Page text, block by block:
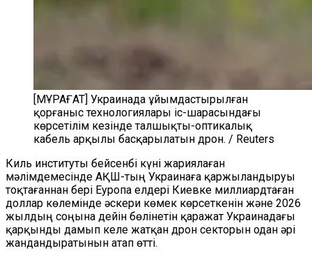
[МҰРАҒАТ] Украинада ұйымдастырылған
қорғаныс технологиялары іс-шарасындағы
көрсетілім кезінде талшықты-оптикалық
кабель арқылы басқарылатын дрон. / Reuters
Киль институты бейсенбі күні жариялаған
мәлімдемесінде АҚШ-тың Украинаға қаржыландыруы
тоқтағаннан бері Еуропа елдері Киевке миллиардтаған
доллар көлемінде әскери көмек көрсеткенін және 2026
жылдың соңына дейін бөлінетін қаражат Украинадағы
қарқынды дамып келе жатқан дрон секторын одан әрі
жандандыратынын атап өтті.